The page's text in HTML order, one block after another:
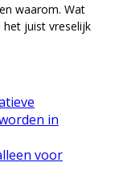
waarom. Wat
juist vreselijk
in
voor